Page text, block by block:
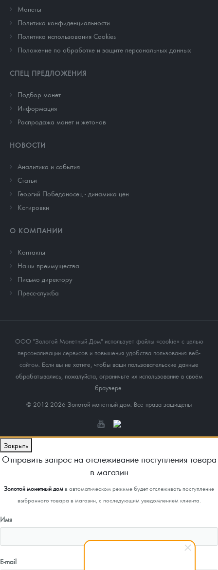
Монеты
Политика конфиденциальности
Политика использования Cookies
Положение по обработке и защите персональных данных
СПЕЦ ПРЕДЛОЖЕНИЯ
Подбор монет
Информация
Распродажа монет и жетонов
НОВОСТИ
Аналитика и события
Cтатьи
Георгий Победоносец - динамика цен
Котировки
О КОМПАНИИ
Контакты
Наши преимущества
Письмо директору
Пресс-служба
ООО "Золотой Монетный Дом" использует файлы «cookie» с целью
персонализации сервисов и повышения удобства пользования веб-
сайтом . Если вы не хотите, чтобы ваши пользовательские данные
обрабатывались, пожалуйста, ограничьте их использование в своём
браузере.
© 2012-2026 Золотой монетный дом. Все права защищены
Закрыть
Отправить запрос на отслеживание поступления товара
в магазин
Золотой монетный домв автоматическом режиме будет отслеживать поступление
выбранного товара в магазин, с последующим уведомлением клиента.
Имя
E-mail